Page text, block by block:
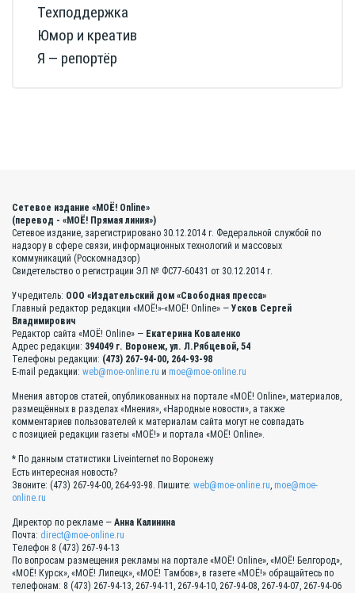
Техподдержка
Юмор и креатив
Я — репортёр
Сетевое издание «МОЁ! Online»
(перевод - «МОЁ! Прямая линия»)
Сетевое издание, зарегистрировано 30.12.2014 г. Федеральной службой по
надзору в сфере связи, информационных технологий и массовых
коммуникаций (Роскомнадзор)
Свидетельство о регистрации ЭЛ № ФС77-60431 от 30.12.2014 г.
Учредитель: ООО «Издательский дом «Свободная пресса»
Главный редактор редакции «МОЁ!»-«МОЁ! Online» — Усков Сергей
Владимирович
Редактор сайта «МОЁ! Online» — Екатерина Коваленко
Адрес редакции: 394049 г. Воронеж, ул. Л.Рябцевой, 54
Телефоны редакции: (473) 267-94-00, 264-93-98
E-mail редакции: web@moe-online.ru и moe@moe-online.ru
Мнения авторов статей, опубликованных на портале «МОЁ! Online», материалов,
размещённых в разделах «Мнения», «Народные новости», а также
комментариев пользователей к материалам сайта могут не совпадать
с позицией редакции газеты «МОЁ!» и портала «МОЁ! Online».
* По данным статистики Liveinternet по Воронежу
Есть интересная новость?
Звоните: (473) 267-94-00, 264-93-98. Пишите: web@moe-online.ru, moe@moe-
online.ru
Директор по рекламе — Анна Калинина
Почта: direct@moe-online.ru
Телефон 8 (473) 267-94-13
По вопросам размещения рекламы на портале «МОЁ! Online», «МОЁ! Белгород»,
«МОЁ! Курск», «МОЁ! Липецк», «МОЁ! Тамбов», в газете «МОЁ!» обращайтесь по
телефонам: 8 (473) 267-94-13, 267-94-11, 267-94-10, 267-94-08, 267-94-07, 267-94-06